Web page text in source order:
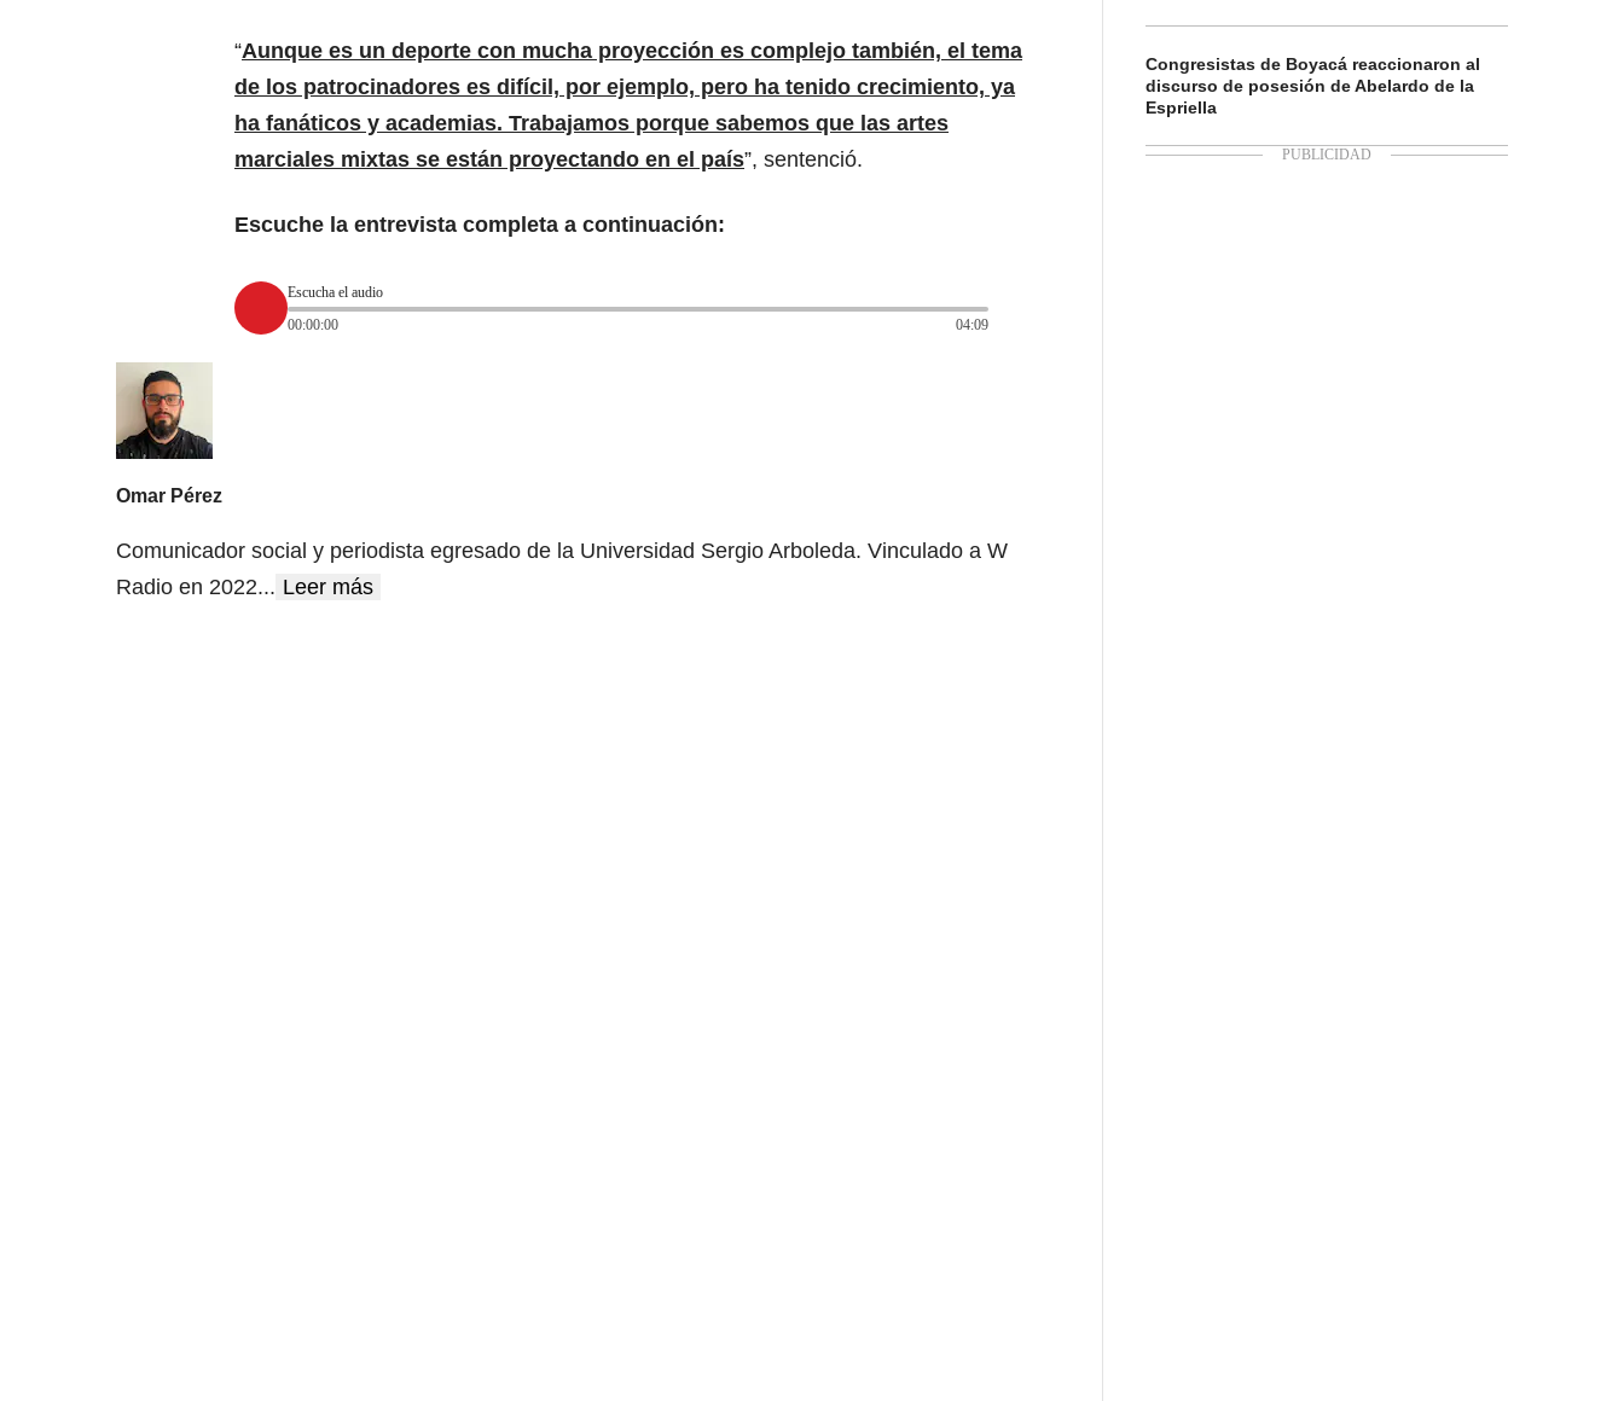
“Aunque es un deporte con mucha proyección es complejo también, el tema
de los patrocinadores es difícil, por ejemplo, pero ha tenido crecimiento, ya
ha fanáticos y academias. Trabajamos porque sabemos que las artes
marciales mixtas se están proyectando en el país”, sentenció.
Escuche la entrevista completa a continuación:
Escucha el audio
00:00:00
04:09
Omar Pérez
Comunicador social y periodista egresado de la Universidad Sergio Arboleda. Vinculado a W
Radio en 2022... Leer más
Congresistas de Boyacá reaccionaron al
discurso de posesión de Abelardo de la
Espriella